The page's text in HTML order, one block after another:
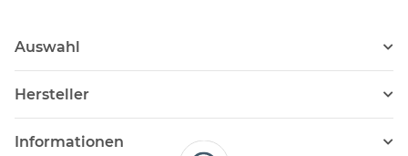
Auswahl
Hersteller
Informationen